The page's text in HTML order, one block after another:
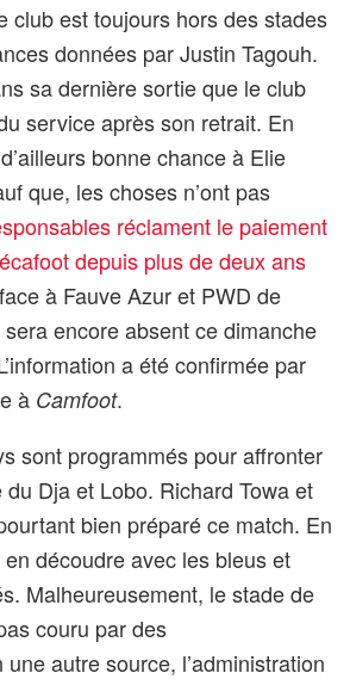
club est toujours hors des stades
données par Justin Tagouh.
sa dernière sortie que le club
service après son retrait. En
bonne chance à Elie
que, les choses n’ont pas
réclament le paiement
depuis plus de deux ans
à Fauve Azur et PWD de
encore absent ce dimanche
a été confirmée par
à Camfoot.
sont programmés pour affronter
Dja et Lobo. Richard Towa et
bien préparé ce match. En
découdre avec les bleus et
Malheureusement, le stade de
couru par des
autre source, l’administration